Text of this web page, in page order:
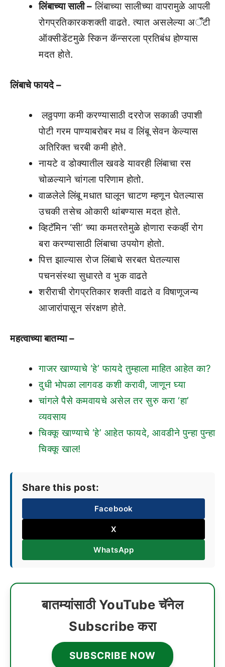
लिंबाच्या साली – लिंबाच्या सालीच्या वापरामुळे आपली
रोगप्रतिकारकशक्ती वाढते. त्यात असलेल्या अॅँटी
ऑक्सीडेंटमुळे स्किन कॅन्सरला प्रतिबंध होण्यास
मदत होते.
लिंबाचे फायदे –
लठ्ठपणा कमी करण्यासाठी दररोज सकाळी उपाशी
पोटी गरम पाण्याबरोबर मध व लिंबू सेवन केल्यास
अतिरिक्त चरबी कमी होते.
नायटे व डोक्यातील खवडे यावरही लिंबाचा रस
चोळल्याने चांगला परिणाम होतो.
वाळलेले लिंबू मधात घालून चाटण म्हणून घेतल्यास
उचकी तसेच ओकारी थांबण्यास मदत होते.
व्हिटॅमिन ‘सी’ च्या कमतरतेमुळे होणारा स्कर्व्ही रोग
बरा करण्यासाठी लिंबाचा उपयोग होतो.
पित्त झाल्यास रोज लिंबाचे सरबत घेतल्यास
पचनसंस्था सुधारते व भुक वाढते
शरीराची रोगप्रतिकार शक्ती वाढते व विषाणूजन्य
आजारांपासून संरक्षण होते.
महत्वाच्या बातम्या –
गाजर खाण्याचे ‘हे’ फायदे तुम्हाला माहित आहेत का?
दुधी भोपळा लागवड कशी करावी, जाणून घ्या
चांगले पैसे कमवायचे असेल तर सुरु करा ‘हा’
व्यवसाय
चिक्कू खाण्याचे ‘हे’ आहेत फायदे, आवडीने पुन्हा पुन्हा
चिक्कू खाल!
Share this post:
Facebook
X
WhatsApp
बातम्यांसाठी YouTube चॅनेल
Subscribe करा
SUBSCRIBE NOW